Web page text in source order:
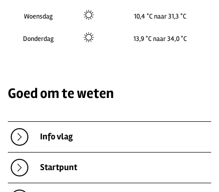
Woensdag 10,4 °C naar 31,3 °C
Donderdag 13,9 °C naar 34,0 °C
Goed om te weten
Info vlag
Startpunt